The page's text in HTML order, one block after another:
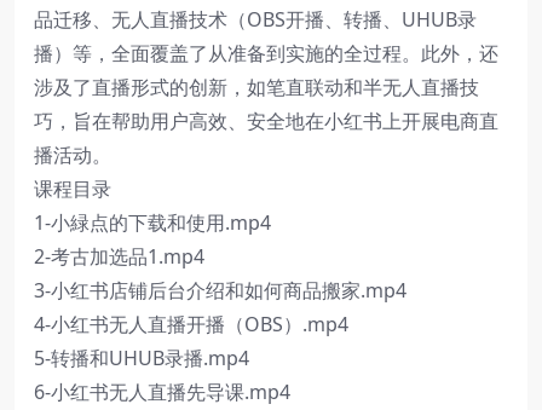
品迁移、无人直播技术（OBS开播、转播、UHUB录
播）等，全面覆盖了从准备到实施的全过程。此外，还
涉及了直播形式的创新，如笔直联动和半无人直播技
巧，旨在帮助用户高效、安全地在小红书上开展电商直
播活动。
课程目录
1-小緑点的下载和使用.mp4
2-考古加选品1.mp4
3-小红书店铺后台介绍和如何商品搬家.mp4
4-小红书无人直播开播（OBS）.mp4
5-转播和UHUB录播.mp4
6-小红书无人直播先导课.mp4